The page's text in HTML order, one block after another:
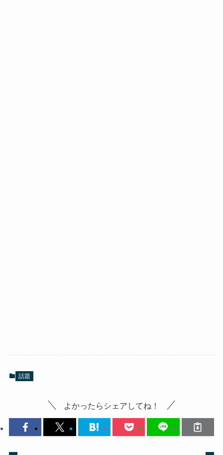
話題
よかったらシェアしてね！